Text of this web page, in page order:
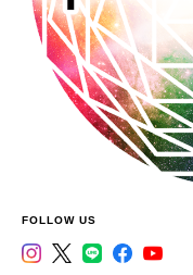
FOLLOW US